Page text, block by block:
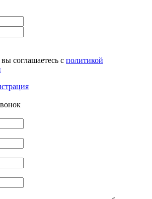
соглашаетесь с политикой